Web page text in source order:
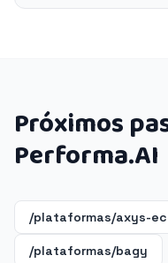
Próximos
Performa.AI
/plataformas/axys-
/plataformas/bagy